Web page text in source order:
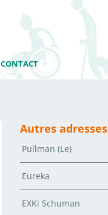
CONTACT
Autres adresses
Pullman (Le)
Eureka
EXKi Schuman